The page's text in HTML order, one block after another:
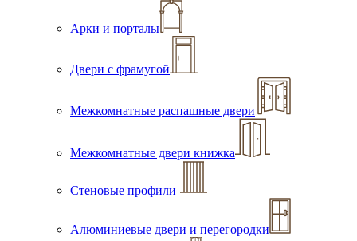
Арки и порталы
Двери с фрамугой
Межкомнатные распашные двери
Межкомнатные двери книжка
Стеновые профили
Алюминиевые двери и перегородки